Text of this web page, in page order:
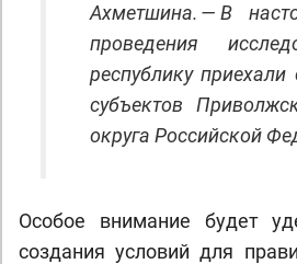
Ахметшина. — В
проведения
республику
субъектов
округа Российской
Особое внимание будет
создания условий для